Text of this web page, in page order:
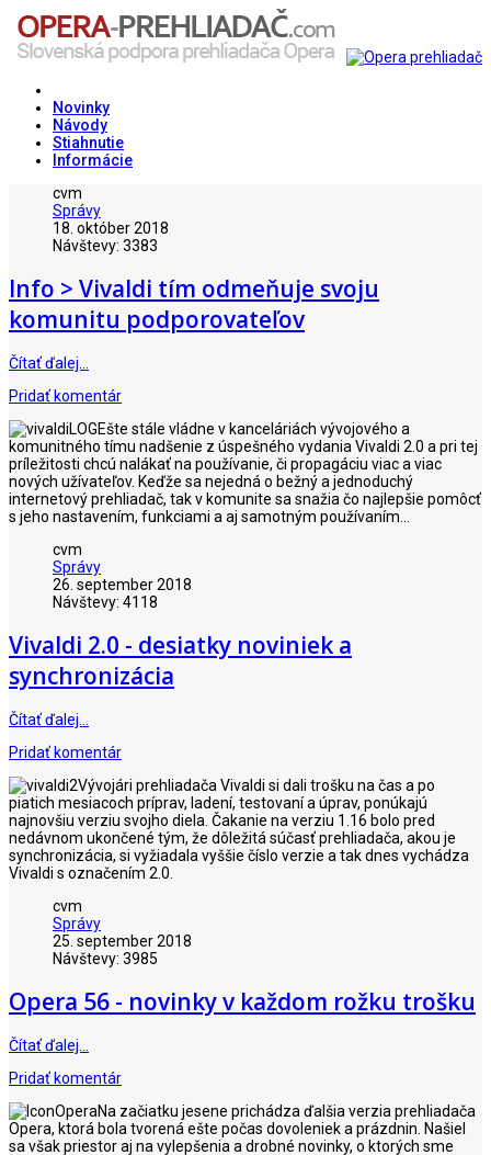
Novinky
Návody
Stiahnutie
Informácie
cvm
Správy
18. október 2018
Návštevy: 3383
Info > Vivaldi tím odmeňuje svoju
komunitu podporovateľov
Čítať ďalej…
Pridať komentár
Ešte stále vládne v kanceláriách vývojového a
komunitného tímu nadšenie z úspešného vydania Vivaldi 2.0 a pri tej
príležitosti chcú nalákať na používanie, či propagáciu viac a viac
nových užívateľov. Keďže sa nejedná o bežný a jednoduchý
internetový prehliadač, tak v komunite sa snažia čo najlepšie pomôcť
s jeho nastavením, funkciami a aj samotným používaním...
cvm
Správy
26. september 2018
Návštevy: 4118
Vivaldi 2.0 - desiatky noviniek a
synchronizácia
Čítať ďalej…
Pridať komentár
Vývojári prehliadača Vivaldi si dali trošku na čas a po
piatich mesiacoch príprav, ladení, testovaní a úprav, ponúkajú
najnovšiu verziu svojho diela. Čakanie na verziu 1.16 bolo pred
nedávnom ukončené tým, že dôležitá súčasť prehliadača, akou je
synchronizácia, si vyžiadala vyššie číslo verzie a tak dnes vychádza
Vivaldi s označením 2.0.
cvm
Správy
25. september 2018
Návštevy: 3985
Opera 56 - novinky v každom rožku trošku
Čítať ďalej…
Pridať komentár
Na začiatku jesene prichádza ďalšia verzia prehliadača
Opera, ktorá bola tvorená ešte počas dovoleniek a prázdnin. Našiel
sa však priestor aj na vylepšenia a drobné novinky, o ktorých sme